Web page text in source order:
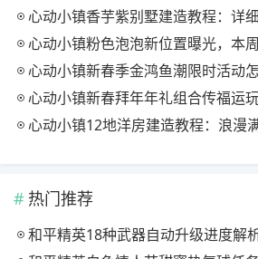
心动小镇香芋紫别墅建造教程：详细
心动小镇粉色泡泡新位置曝光，本
心动小镇新春季金鸿鱼潮限时活动
心动小镇新春拜年年礼组合传福运
心动小镇12地洋房建造教程：浪漫
热门推荐
和平精英18种武器自动升级进度解